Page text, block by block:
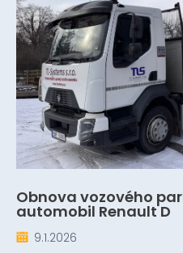
Obnova vozového
automobil Renault D
9.1.2026